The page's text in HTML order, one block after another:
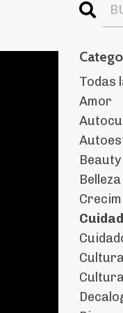
Todas
Amor
Belleza